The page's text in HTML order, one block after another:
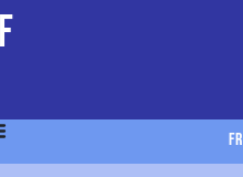
FR